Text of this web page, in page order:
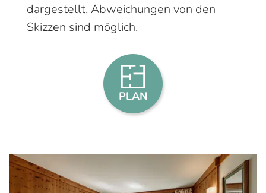
dargestellt, Abweichungen von den
Skizzen sind möglich.
PLAN